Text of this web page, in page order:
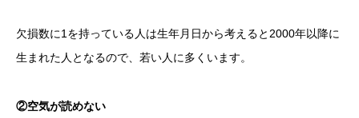
欠損数に1を持っている人は生年月日から考えると2000年以降に
生まれた人となるので、若い人に多くいます。
②空気が読めない